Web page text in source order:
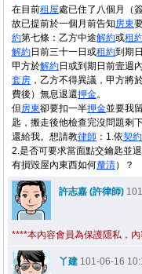
在目前租屋處已住了八個月（
故已提前於一個月前告知房東
約第七條：乙方中途解約或租
解約日前三十一日或租約到期
甲方於解約日或到期日前壹週
套房 ，乙方不得異議，甲方將
費後）無息退還押金。
但房東卻要扣一半押金並要我
匙，搬走後他檢查完沒問題剩
還給我。想請教律師 ：1.依契約
2.是否可要求當面點交鑰匙並
有損毀屋內東西如何釐清）？
許志嘉 (許律師)
****本內容會員為保護隱私，
丫建 101-06-16